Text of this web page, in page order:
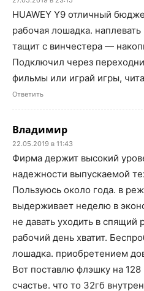
HUAWEY Y9 отличный
рабочая лошадка.
тащит с винчестера —
Подключил через
фильмы или играй игры,
Ответить
Владимир
22.05.2019 в 11:43
Фирма держит высокий
надежности выпускаемой
Пользуюсь около года. в
выдерживает неделю в
не давать уходить в
рабочий день хватит.
лошадка. приобретением
Вот поставлю флэшку на
счастье. что то 32гб